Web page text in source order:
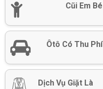
Cũi Em Bé
Ôtô Có Thu Phí
Dịch Vụ Giặt Là